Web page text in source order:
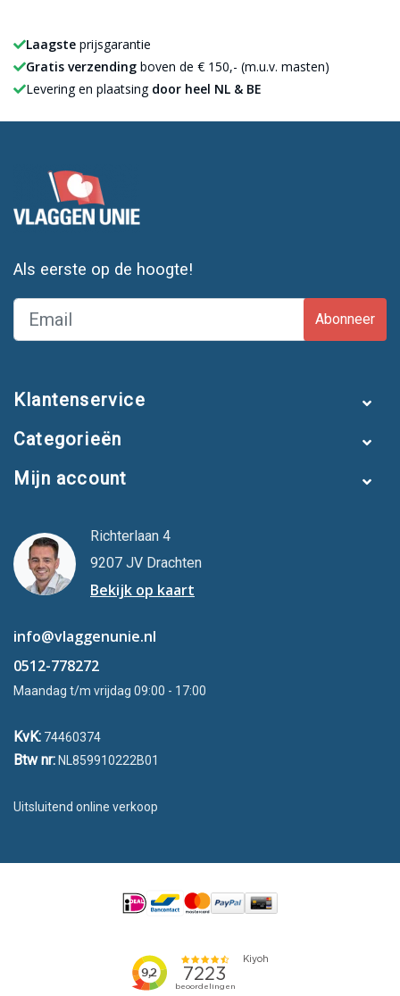
Laagste prijsgarantie
Gratis verzending boven de € 150,- (m.u.v. masten)
Levering en plaatsing door heel NL & BE
Als eerste op de hoogte!
Abonneer
Klantenservice
Categorieën
Mijn account
Richterlaan 4
9207 JV Drachten
Bekijk op kaart
info@vlaggenunie.nl
0512-778272
Maandag t/m vrijdag 09:00 - 17:00
KvK: 74460374
Btw nr: NL859910222B01
Uitsluitend online verkoop